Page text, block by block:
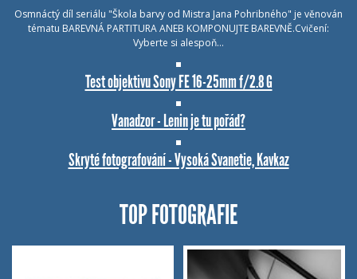
Osmnáctý díl seriálu "Škola barvy od Mistra Jana Pohribného" je věnován
tématu BAREVNÁ PARTITURA ANEB KOMPONUJTE BAREVNĚ.Cvičení:
Vyberte si alespoň…
Test objektivu Sony FE 16-25mm f/2.8 G
Vanadzor - Lenin je tu pořád?
Skryté fotografování - Vysoká Svanetie, Kavkaz
TOP FOTOGRAFIE